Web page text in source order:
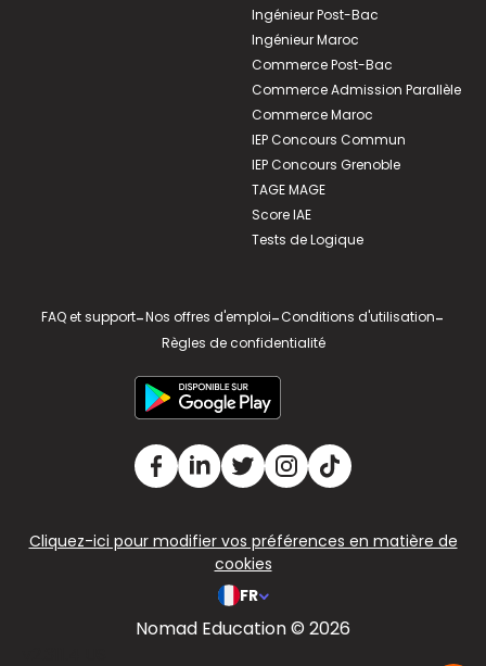
Ingénieur Post-Bac
Ingénieur Maroc
Commerce Post-Bac
Commerce Admission Parallèle
Commerce Maroc
IEP Concours Commun
IEP Concours Grenoble
TAGE MAGE
Score IAE
Tests de Logique
FAQ et support-Nos offres d'emploi-Conditions d'utilisation-
Règles de confidentialité
Cliquez-ici pour modifier vos préférences en matière de
cookies
FR
Nomad Education © 2026